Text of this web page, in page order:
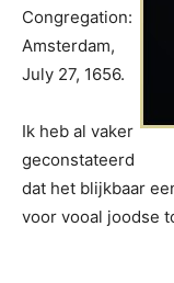
Congregation:
Amsterdam,
July 27, 1656.
Ik heb al vaker
geconstateerd
dat het blijkbaar
voor vooal joodse